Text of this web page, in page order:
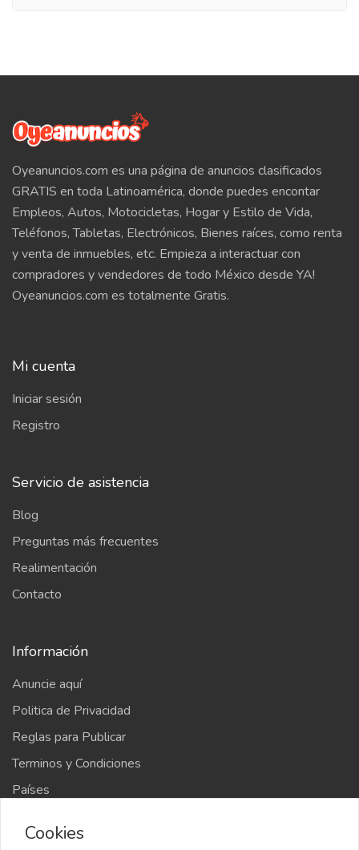
Oyeanuncios.com es una página de anuncios clasificados
GRATIS en toda Latinoamérica, donde puedes encontar
Empleos, Autos, Motocicletas, Hogar y Estilo de Vida,
Teléfonos, Tabletas, Electrónicos, Bienes raíces, como renta
y venta de inmuebles, etc. Empieza a interactuar con
compradores y vendedores de todo México desde YA!
Oyeanuncios.com es totalmente Gratis.
Mi cuenta
Iniciar sesión
Registro
Servicio de asistencia
Blog
Preguntas más frecuentes
Realimentación
Contacto
Información
Anuncie aquí
Politica de Privacidad
Reglas para Publicar
Terminos y Condiciones
Países
Cookies